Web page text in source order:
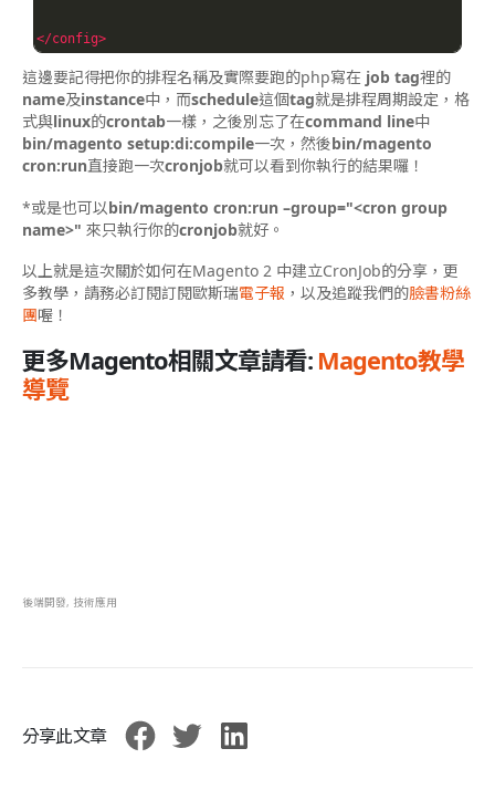
</config>
這邊要記得把你的排程名稱及實際要跑的php寫在 job tag裡的
name及instance中， 而schedule這個tag就是排程周期設定，格
式與linux的crontab一樣， 之後別忘了在command line中
bin/magento setup:di:compile一次， 然後bin/magento
cron:run直接跑一次cronjob就可以看到你執行的結果囉！
*或是也可以bin/magento cron:run –group="<cron group
name>" 來只執行你的cronjob就好。
以上就是這次關於如何在Magento 2 中建立CronJob的分享，更
多教學， 請務必訂閱訂閱歐斯瑞電子報 ，以及追蹤我們的臉書粉絲
團喔！
更多Magento相關文章請看: Magento教學
導覽
後端開發, 技術應用
分享此文章